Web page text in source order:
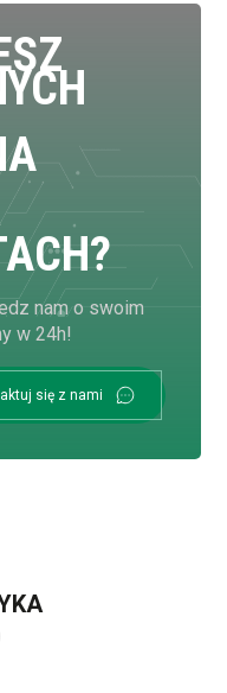
nam o swoim
w 24h!
się z nami